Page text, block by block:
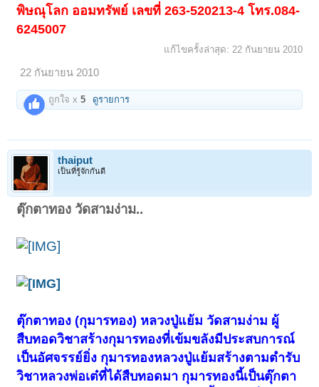
พิษณุโลก ออมทรัพย์ เลขที่ 263-520213-4 โทร.084-
6245007
แก้ไขครั้งล่าสุด: 22 กันยายน 2010
22 กันยายน 2010
ถูกใจ x5 ดูรายการ
thaiput
เป็นที่รู้จักกันดี
ตุ๊กตาทอง วัดสามง่าม..
ตุ๊กตาทอง (กุมารทอง) หลวงปู่แย้ม วัดสามง่าม ผู้
สืบทอดวิชาสร้างกุมารทองที่เข้มขลังมีประสบการณ์
เป็นอัศจรรย์ยิ่ง กุมารทองหลวงปู่แย้มสร้างตามตำรับ
วิชาหลวงพ่อเต๋ที่ได้สืบทอดมา กุมารทองนี้เป็นตุ๊กตา